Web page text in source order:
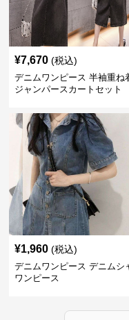
¥7,670 (税込)
デニムワンピース 半袖重ね
ジャンパースカートセット
¥1,960 (税込)
デニムワンピース デニムシ
ワンピース